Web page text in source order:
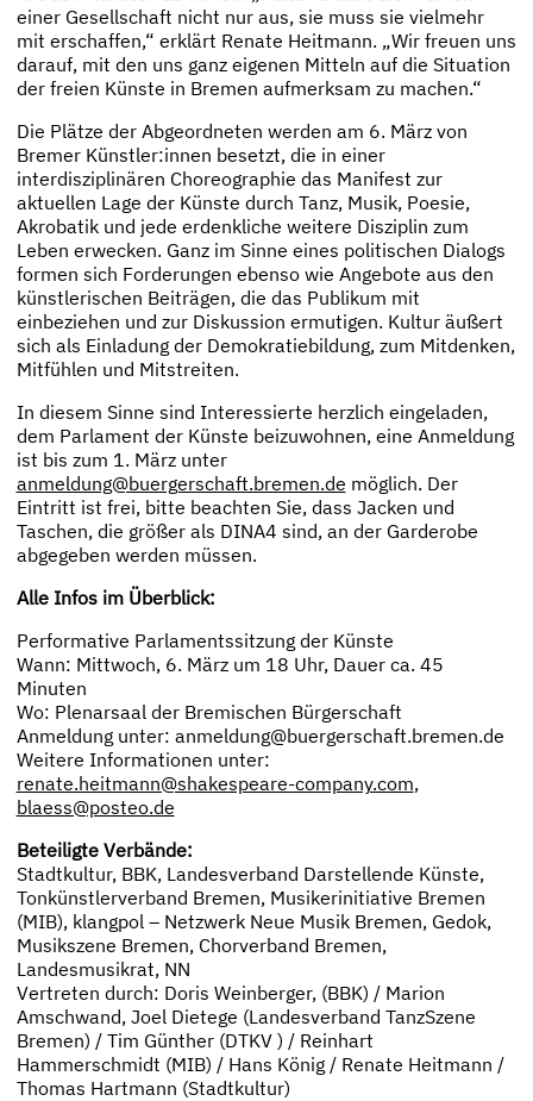
einer Gesellschaft nicht nur aus, sie muss sie vielmehr
mit erschaffen,“ erklärt Renate Heitmann. „Wir freuen uns
darauf, mit den uns ganz eigenen Mitteln auf die Situation
der freien Künste in Bremen aufmerksam zu machen.“
Die Plätze der Abgeordneten werden am 6. März von
Bremer Künstler:innen besetzt, die in einer
interdisziplinären Choreographie das Manifest zur
aktuellen Lage der Künste durch Tanz, Musik, Poesie,
Akrobatik und jede erdenkliche weitere Disziplin zum
Leben erwecken. Ganz im Sinne eines politischen Dialogs
formen sich Forderungen ebenso wie Angebote aus den
künstlerischen Beiträgen, die das Publikum mit
einbeziehen und zur Diskussion ermutigen. Kultur äußert
sich als Einladung der Demokratiebildung, zum Mitdenken,
Mitfühlen und Mitstreiten.
In diesem Sinne sind Interessierte herzlich eingeladen,
dem Parlament der Künste beizuwohnen, eine Anmeldung
ist bis zum 1. März unter
anmeldung@buergerschaft.bremen.de möglich. Der
Eintritt ist frei, bitte beachten Sie, dass Jacken und
Taschen, die größer als DINA4 sind, an der Garderobe
abgegeben werden müssen.
Alle Infos im Überblick:
Performative Parlamentssitzung der Künste
Wann: Mittwoch, 6. März um 18 Uhr, Dauer ca. 45
Minuten
Wo: Plenarsaal der Bremischen Bürgerschaft
Anmeldung unter: anmeldung@buergerschaft.bremen.de
Weitere Informationen unter:
renate.heitmann@shakespeare-company.com,
blaess@posteo.de
Beteiligte Verbände:
Stadtkultur, BBK, Landesverband Darstellende Künste,
Tonkünstlerverband Bremen, Musikerinitiative Bremen
(MIB), klangpol – Netzwerk Neue Musik Bremen, Gedok,
Musikszene Bremen, Chorverband Bremen,
Landesmusikrat, NN
Vertreten durch: Doris Weinberger, (BBK) / Marion
Amschwand, Joel Dietege (Landesverband TanzSzene
Bremen) / Tim Günther (DTKV ) / Reinhart
Hammerschmidt (MIB) / Hans König / Renate Heitmann /
Thomas Hartmann (Stadtkultur)